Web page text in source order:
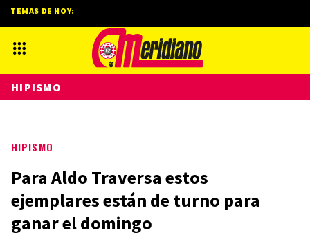
HIPISMO
Para Aldo Traversa estos
ejemplares están de turno para
ganar el domingo
TEMAS DE HOY:
HIPISMO